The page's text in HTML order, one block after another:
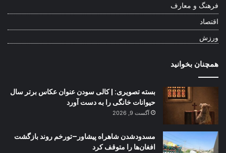
فرهنگ و معارف
اقتصاد
ورزش
همچنان بخوانید
بسته تصویری: | کالی سودن عنوان عکاس برتر سال
حیوانات خانگی را به دست آورد
آگست 9, 2026
مسدودشدن شاهراه پیشاور–تورخم روند بازگشت
افغان‌ها را متوقف کرد